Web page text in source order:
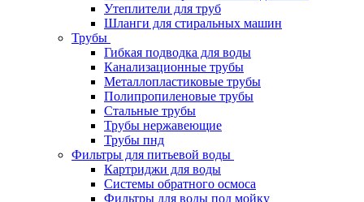
Утеплители для труб
Шланги для стиральных машин
Трубы
Гибкая подводка для воды
Канализационные трубы
Металлопластиковые трубы
Полипропиленовые трубы
Стальные трубы
Трубы нержавеющие
Трубы пнд
Фильтры для питьевой воды
Картриджи для воды
Системы обратного осмоса
Фильтры для воды под мойку